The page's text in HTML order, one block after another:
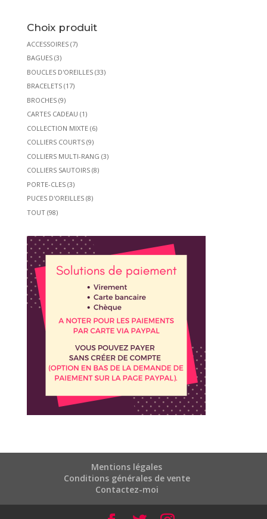
Choix produit
ACCESSOIRES (7)
BAGUES (3)
BOUCLES D'OREILLES (33)
BRACELETS (17)
BROCHES (9)
CARTES CADEAU (1)
COLLECTION MIXTE (6)
COLLIERS COURTS (9)
COLLIERS MULTI-RANG (3)
COLLIERS SAUTOIRS (8)
PORTE-CLES (3)
PUCES D'OREILLES (8)
TOUT (98)
Mentions légales
Conditions générales de vente
Contactez-moi